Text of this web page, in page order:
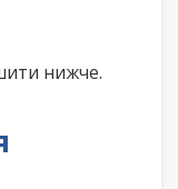
нижче.